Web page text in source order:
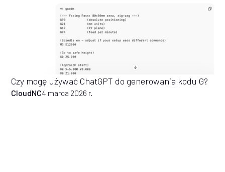
Czy mogę używać ChatGPT do generowania kodu G?
CloudNC4 marca 2026 r.